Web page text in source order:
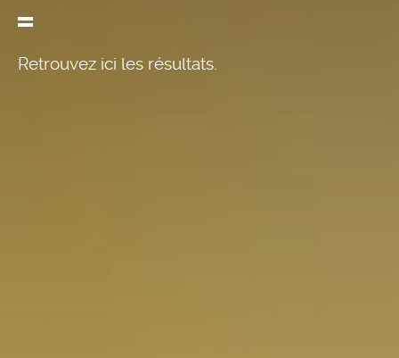
Retrouvez ici les résultats.